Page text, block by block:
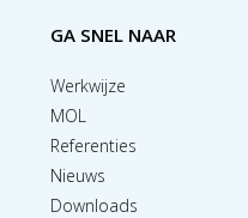
GA SNEL NAAR
Werkwijze
MOL
Referenties
Nieuws
Downloads